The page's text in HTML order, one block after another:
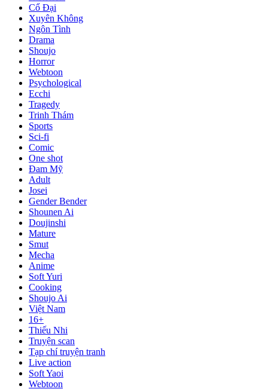
Cổ Đại
Xuyên Không
Ngôn Tình
Drama
Shoujo
Horror
Webtoon
Psychological
Ecchi
Tragedy
Trinh Thám
Sports
Sci-fi
Comic
One shot
Đam Mỹ
Adult
Josei
Gender Bender
Shounen Ai
Doujinshi
Mature
Smut
Mecha
Anime
Soft Yuri
Cooking
Shoujo Ai
Việt Nam
16+
Thiếu Nhi
Truyện scan
Tạp chí truyện tranh
Live action
Soft Yaoi
Webtoon